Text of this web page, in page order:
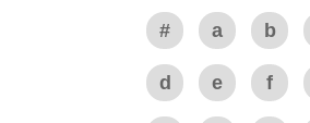
# a b
d e f